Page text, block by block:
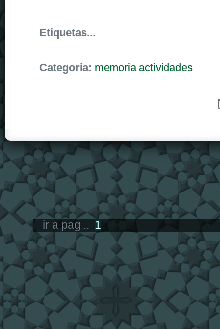
Etiquetas...
Categoria: memoria actividades
ir a pag... 1